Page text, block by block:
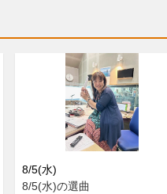
8/5(水)
8/5(水)の選曲